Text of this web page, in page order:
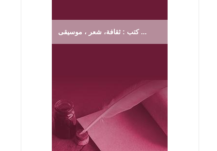
كتب : ثقافة، شعر ، موسيقى ...